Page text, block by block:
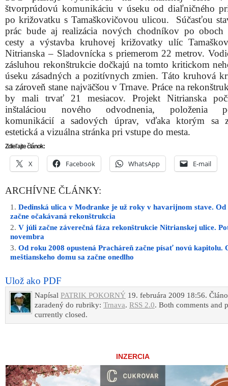
štvorprúdovú komunikáciu v úseku od diaľničného
po križovatku s Tamaškovičovou ulicou. Súčasťou
prác bude aj rea­lizácia nových chodníkov po oboch
cesty a výstavba kruhovej križovatky ulíc
Nitrianska – Sladovnícka s priemerom 22 metrov.
zásluhou rekonštrukcie dočkajú na tomto kritic­kom
úseku zásadných a po­zitívnych zmien. Táto kruhová
sa zároveň stane najväčšou v Trnave. Práce na
by mali trvať 21 mesiacov. Projekt Nitrianska
inštaláciou nového odvodnenia, položenia
komunikácií a sadových úprav, vďaka ktorým sa
estetická a vizuálna stránka pri vstupe do mesta.
Zdieľajte článok:
X Facebook WhatsApp E-mail
ARCHÍVNE ČLÁNKY:
Dedinská ulica v Modranke je už roky v havarijnom stave. Od
začne očakávaná rekonštrukcia
V júli začne záverečná fáza rekonštrukcie Nitrianskej ulice.
novembra
Od roku 2008 opustená Pracháreň začne písať novú kapitolu.
meštianskeho domu sa začne onedlho
Ulož ako PDF
Napísal PATRIK POKORNÝ 19. februára 2009 18:56.
zaradený do rubriky: Trnava. RSS 2.0. Both comments and
currently closed.
INZERCIA